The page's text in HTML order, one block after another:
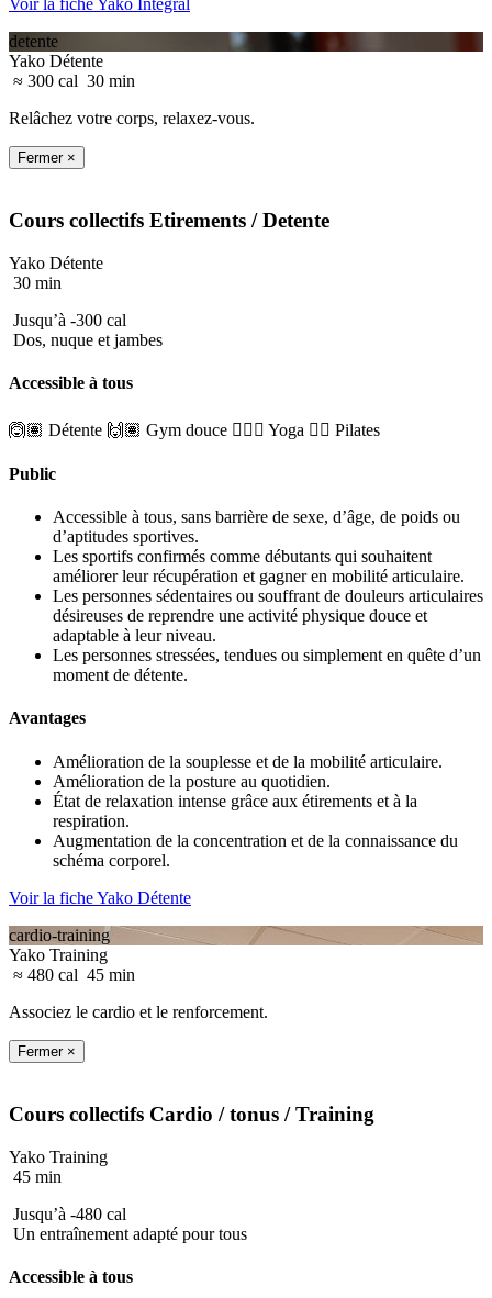
detente
Yako Détente
≈ 300 cal 30 min
Relâchez votre corps, relaxez-vous.
Fermer ×
Cours collectifs Etirements / Detente
Yako Détente
30 min
Jusqu’à -300 cal
Dos, nuque et jambes
Accessible à tous
🙆🏽 Détente 🙌🏽 Gym douce 🧘🏼‍♂️ Yoga 🤸‍♀️ Pilates
Public
Accessible à tous, sans barrière de sexe, d’âge, de poids ou
d’aptitudes sportives.
Les sportifs confirmés comme débutants qui souhaitent
améliorer leur récupération et gagner en mobilité articulaire.
Les personnes sédentaires ou souffrant de douleurs articulaires
désireuses de reprendre une activité physique douce et
adaptable à leur niveau.
Les personnes stressées, tendues ou simplement en quête d’un
moment de détente.
Avantages
Amélioration de la souplesse et de la mobilité articulaire.
Amélioration de la posture au quotidien.
État de relaxation intense grâce aux étirements et à la
respiration.
Augmentation de la concentration et de la connaissance du
schéma corporel.
Voir la fiche Yako Détente
cardio-training
Yako Training
≈ 480 cal 45 min
Associez le cardio et le renforcement.
Fermer ×
Cours collectifs Cardio / tonus / Training
Yako Training
45 min
Jusqu’à -480 cal
Un entraînement adapté pour tous
Accessible à tous